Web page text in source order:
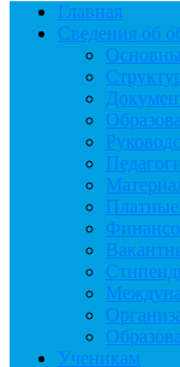
Главная
Сведения об
Платные
Ученикам